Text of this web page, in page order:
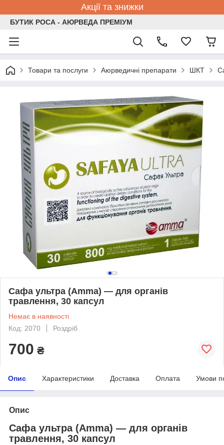
Акції та знижки
БУТИК РОСА - АЮРВЕДА ПРЕМІУМ
Товари та послуги Аюрведичні препарати ШКТ
Сафа ультра (Amma) — для органів
травлення, 30 капсул
Немає в наявності
Код: 2070
Роздріб
700 ₴
Опис Характеристики Доставка Оплата Умови
Опис
Сафа ультра (Amma) — для органів
травлення, 30 капсул